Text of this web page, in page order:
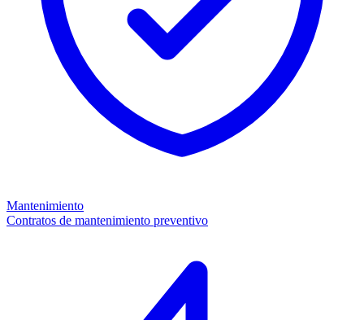
Mantenimiento
Contratos de mantenimiento preventivo